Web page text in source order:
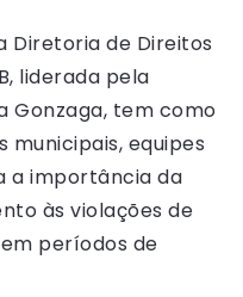
Diretoria de Direitos
liderada pela
Gonzaga, tem como
municipais, equipes
a importância da
às violações de
períodos de